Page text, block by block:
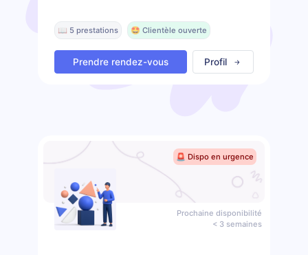
📖 5 prestations 🤩 Clientèle ouverte
Prendre rendez-vous Profil
🚨 Dispo en urgence
Prochaine disponibilité
< 3 semaines